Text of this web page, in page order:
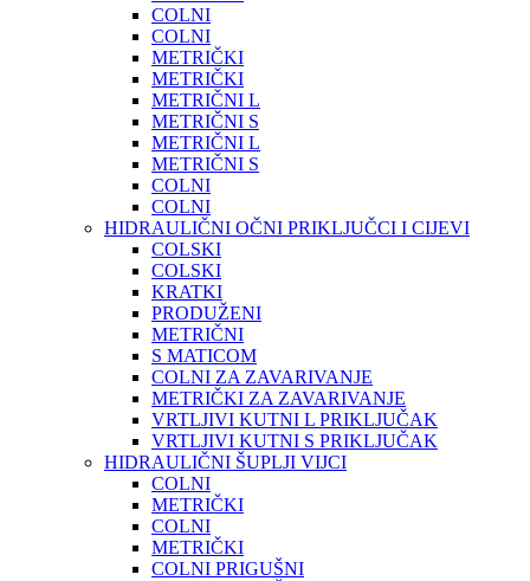
COLNI
COLNI
METRIČKI
METRIČKI
METRIČNI L
METRIČNI S
METRIČNI L
METRIČNI S
COLNI
COLNI
HIDRAULIČNI OČNI PRIKLJUČCI I CIJEVI
COLSKI
COLSKI
KRATKI
PRODUŽENI
METRIČNI
S MATICOM
COLNI ZA ZAVARIVANJE
METRIČKI ZA ZAVARIVANJE
VRTLJIVI KUTNI L PRIKLJUČAK
VRTLJIVI KUTNI S PRIKLJUČAK
HIDRAULIČNI ŠUPLJI VIJCI
COLNI
METRIČKI
COLNI
METRIČKI
COLNI PRIGUŠNI